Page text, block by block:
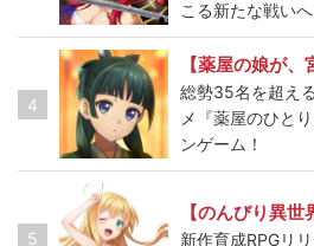
こる新たな戦いへ
4
【薬屋の娘が、
総勢35名を超え
メ『薬屋のひと
ンゲーム！
5
【のんびり異世
新作育成RPGリ